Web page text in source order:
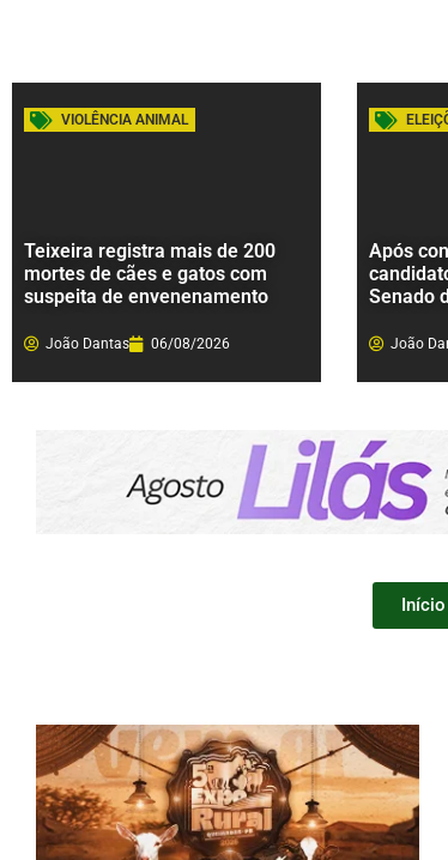
VIOLÊNCIA ANIMAL
Teixeira registra mais de 200
mortes de cães e gatos com
suspeita de envenenamento
João Dantas 06/08/2026
Após
Senado
João